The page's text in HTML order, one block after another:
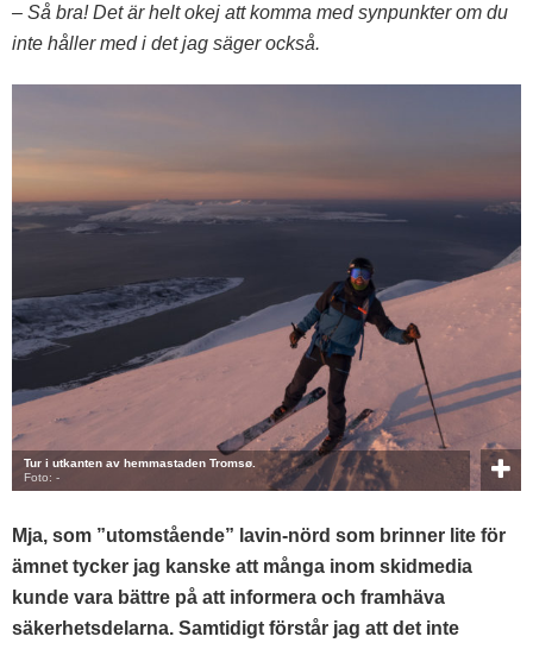
– Så bra! Det är helt okej att komma med synpunkter om du
inte håller med i det jag säger också.
Tur i utkanten av hemmastaden Tromsø.
Foto: -
Mja, som ”utomstående” lavin-nörd som brinner lite för
ämnet tycker jag kanske att många inom skidmedia
kunde vara bättre på att informera och framhäva
säkerhetsdelarna. Samtidigt förstår jag att det inte